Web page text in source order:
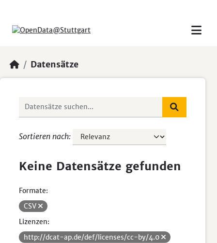
Datensätze
Sortieren nach
Keine Datensätze gefunden
Formate:
CSV
Lizenzen:
http://dcat-ap.de/def/licenses/cc-by/4.0